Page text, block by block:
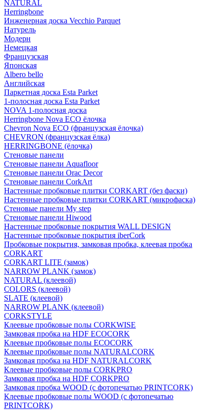
NATURAL
Herringbone
Инженерная доска Vecchio Parquet
Натурель
Модерн
Немецкая
Французская
Японская
Albero bello
Английская
Паркетная доска Esta Parket
1-полосная доска Esta Parket
NOVA 1-полосная доска
Herringbone Nova ECO ёлочка
Chevron Nova ECO (французская ёлочка)
CHEVRON (французская ёлка)
HERRINGBONE (ёлочка)
Стеновые панели
Стеновые панели Aquafloor
Стеновые панели Orac Decor
Стеновые панели CorkArt
Настенные пробковые плитки CORKART (без фаски)
Настенные пробковые плитки CORKART (микрофаска)
Стеновые панели My step
Стеновые панели Hiwood
Настенные пробковые покрытия WALL DESIGN
Настенные пробковые покрытия iberCork
Пробковые покрытия, замковая пробка, клеевая пробка
CORKART
CORKART LITE (замок)
NARROW PLANK (замок)
NATURAL (клеевой)
COLORS (клеевой)
SLATE (клеевой)
NARROW PLANK (клеевой)
CORKSTYLE
Клеевые пробковые полы CORKWISE
Замковая пробка на HDF ECOCORK
Клеевые пробковые полы ECOCORK
Клеевые пробковые полы NATURALCORK
Замковая пробка на HDF NATURALCORK
Клеевые пробковые полы CORKPRO
Замковая пробка на HDF CORKPRO
Замковая пробка WOOD (с фотопечатью PRINTCORK)
Клеевые пробковые полы WOOD (с фотопечатью
PRINTCORK)